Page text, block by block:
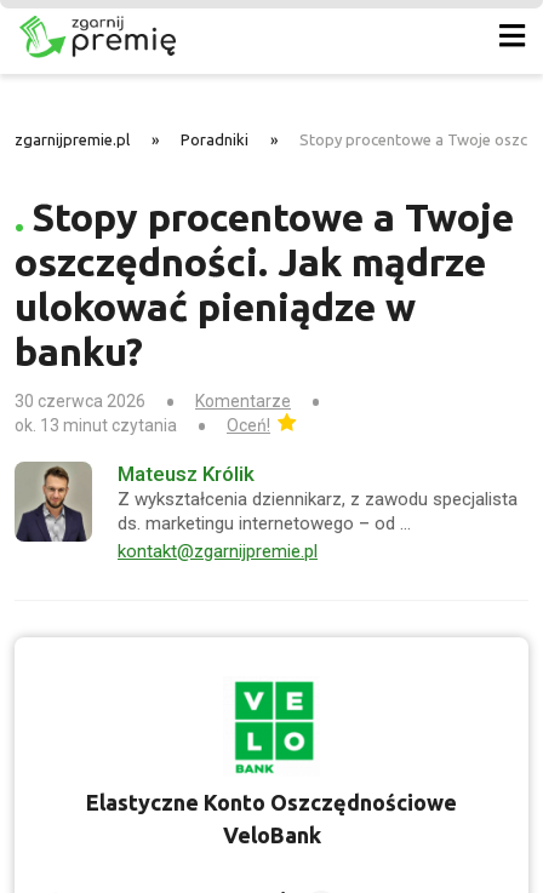
zgarnijpremie.pl » Poradniki » Stopy procentowe a Twoje
Stopy procentowe a Twoje
oszczędności. Jak mądrze
ulokować pieniądze w
banku?
30 czerwca 2026
Komentarze
ok. 13 minut czytania
Oceń!
Mateusz Królik
Z wykształcenia dziennikarz, z zawodu specjalista
ds. marketingu internetowego – od …
kontakt@zgarnijpremie.pl
Elastyczne Konto Oszczędnościowe
VeloBank